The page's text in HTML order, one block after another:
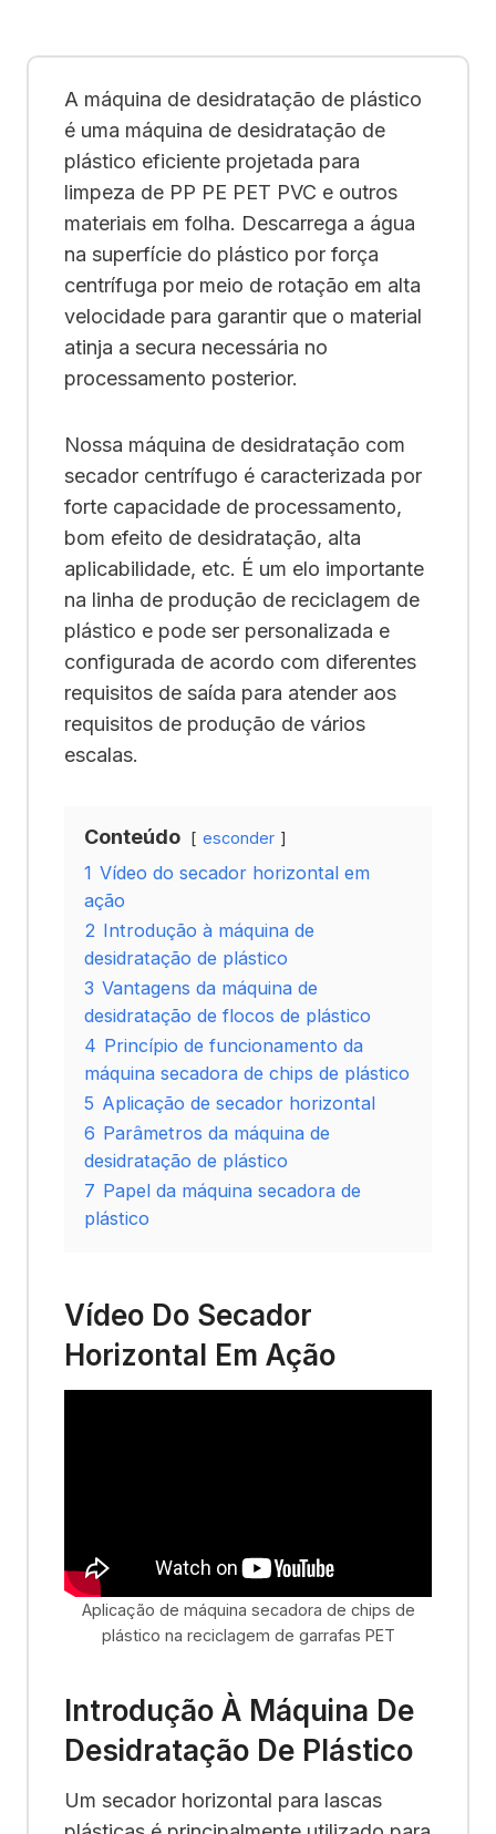
A máquina de desidratação de plástico
é uma máquina de desidratação de
plástico eficiente projetada para
limpeza de PP PE PET PVC e outros
materiais em folha. Descarrega a água
na superfície do plástico por força
centrífuga por meio de rotação em alta
velocidade para garantir que o material
atinja a secura necessária no
processamento posterior.
Nossa máquina de desidratação com
secador centrífugo é caracterizada por
forte capacidade de processamento,
bom efeito de desidratação, alta
aplicabilidade, etc. É um elo importante
na linha de produção de reciclagem de
plástico e pode ser personalizada e
configurada de acordo com diferentes
requisitos de saída para atender aos
requisitos de produção de vários
escalas.
Conteúdo esconder
1 Vídeo do secador horizontal em
ação
2 Introdução à máquina de
desidratação de plástico
3 Vantagens da máquina de
desidratação de flocos de plástico
4 Princípio de funcionamento da
máquina secadora de chips de plástico
5 Aplicação de secador horizontal
6 Parâmetros da máquina de
desidratação de plástico
7 Papel da máquina secadora de
plástico
Vídeo Do Secador
Horizontal Em Ação
Aplicação de máquina secadora de chips de
plástico na reciclagem de garrafas PET
Introdução À Máquina De
Desidratação De Plástico
Um secador horizontal para lascas